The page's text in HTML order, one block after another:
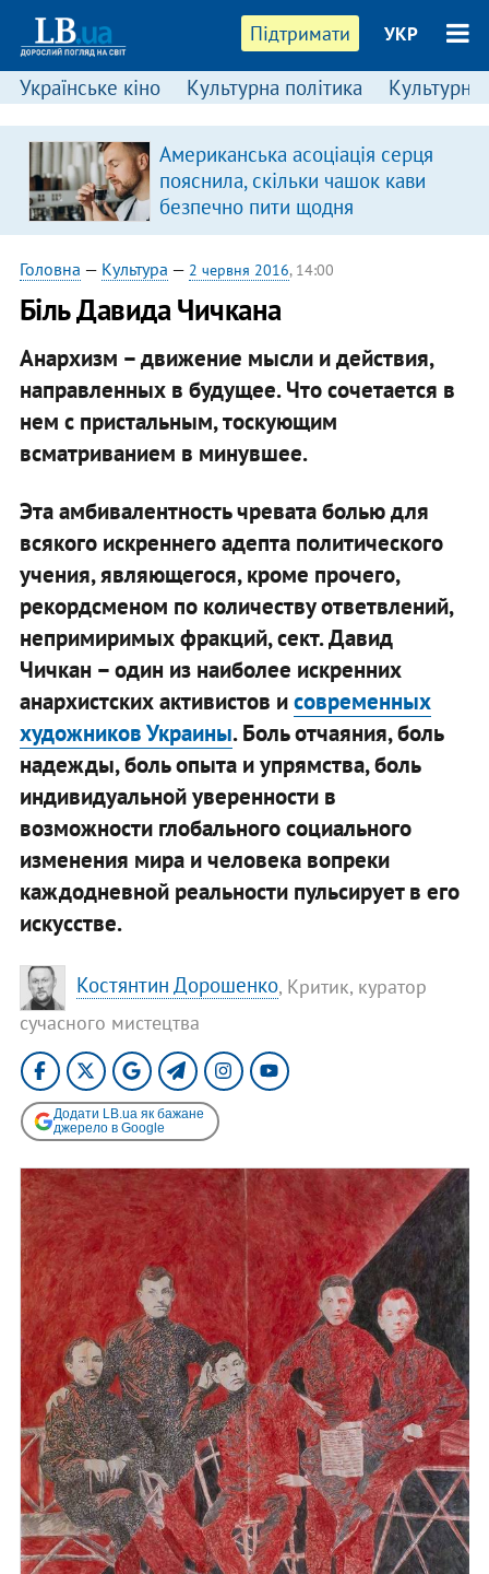
Підтримати УКР
Українське кіно Культурна політика Культурні
Американська асоціація серця
пояснила, скільки чашок кави
безпечно пити щодня
Головна — Культура — 2 червня 2016, 14:00
​Біль Давида Чичкана
Анархизм – движение мысли и действия,
направленных в будущее. Что сочетается в
нем с пристальным, тоскующим
всматриванием в минувшее.
Эта амбивалентность чревата болью для
всякого искреннего адепта политического
учения, являющегося, кроме прочего,
рекордсменом по количеству ответвлений,
непримиримых фракций, сект. Давид
Чичкан – один из наиболее искренних
анархистских активистов исовременных
художников Украины. Боль отчаяния, боль
надежды, боль опыта и упрямства, боль
индивидуальной уверенности в
возможности глобального социального
изменения мира и человека вопреки
каждодневной реальности пульсирует в его
искусстве.
Костянтин Дорошенко, Критик, куратор
сучасного мистецтва
Додати LB.ua як бажане
джерело в Google